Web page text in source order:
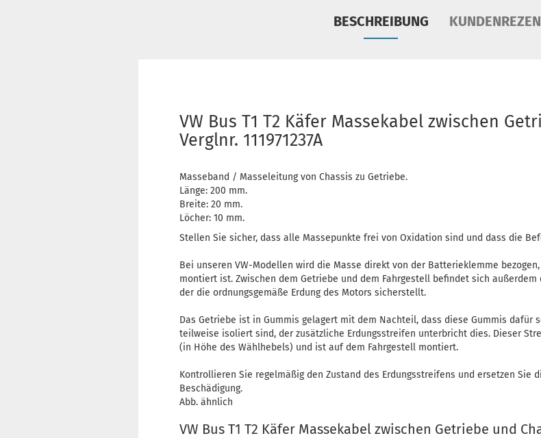
BESCHREIBUNG
VW Bus T1 T2 Käfer Massekabel zwischen
Verglnr. 111971237A
Masseband / Masseleitung von Chassis zu Getriebe.
Länge: 200 mm.
Breite: 20 mm.
Löcher: 10 mm.
Stellen Sie sicher, dass alle Massepunkte frei von Oxidation sind und dass die
Bei unseren VW-Modellen wird die Masse direkt von der Batterieklemme
montiert ist. Zwischen dem Getriebe und dem Fahrgestell befindet sich
der die ordnungsgemäße Erdung des Motors sicherstellt.
Das Getriebe ist in Gummis gelagert mit dem Nachteil, dass diese Gummis dafür
teilweise isoliert sind, der zusätzliche Erdungsstreifen unterbricht dies. Dieser
(in Höhe des Wählhebels) und ist auf dem Fahrgestell montiert.
Kontrollieren Sie regelmäßig den Zustand des Erdungsstreifens und ersetzen Sie
Beschädigung.
Abb. ähnlich
VW Bus T1 T2 Käfer Massekabel zwischen Getriebe und